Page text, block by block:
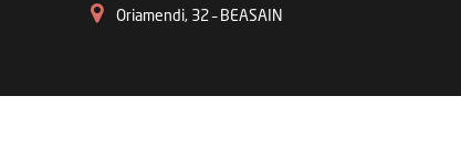
Oriamendi, 32 – BEASAIN